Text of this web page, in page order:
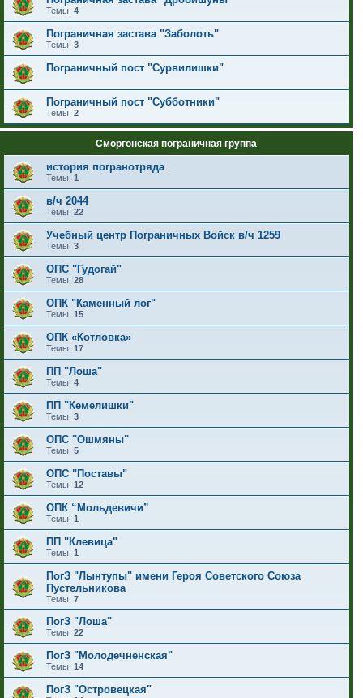
Темы: 4
Пограничная застава "Заболоть"
Темы: 3
Пограничный пост "Сурвилишки"
Пограничный пост "Субботники"
Темы: 2
Сморгонская пограничная группа
история погранотряда
Темы: 1
в/ч 2044
Темы: 22
Учебный центр Пограничных Войск в/ч 1259
Темы: 3
ОПС "Гудогай"
Темы: 28
ОПК "Каменный лог"
Темы: 15
ОПК «Котловка»
Темы: 17
ПП "Лоша"
Темы: 4
ПП "Кемелишки"
Темы: 3
ОПС "Ошмяны"
Темы: 5
ОПС "Поставы"
Темы: 12
ОПК “Мольдевичи”
Темы: 1
ПП "Клевица"
Темы: 1
ПогЗ "Лынтупы" имени Героя Советского Союза
Пустельникова
Темы: 7
ПогЗ "Лоша"
Темы: 22
ПогЗ "Молодечненская"
Темы: 14
ПогЗ "Островецкая"